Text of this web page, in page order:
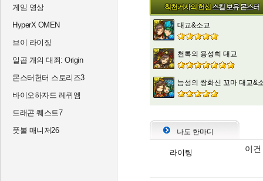
게임 영상
HyperX OMEN
브이 라이징
일곱 개의 대죄: Origin
몬스터헌터 스토리즈3
바이오하자드 레퀴엠
드래곤 퀘스트7
풋볼 매니저26
칙천거사의 헌신스킬 보유 몬스터
대교&소교
천록의 용성희 대교
늠성의 쌍화신 꼬마 대교&
나도 한마디
라이팅 이